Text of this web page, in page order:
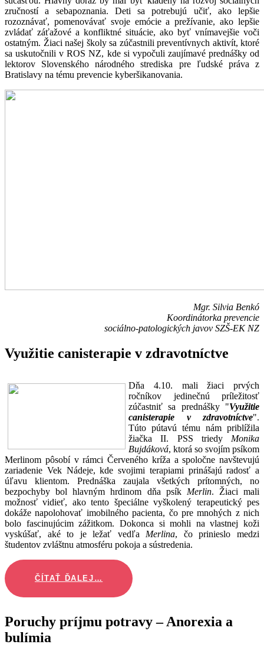
zručností a sebapoznania. Deti sa potrebujú učiť, ako lepšie
rozoznávať, pomenovávať svoje emócie a prežívanie, ako lepšie
zvládať záťažové a konfliktné situácie, ako byť vnímavejšie voči
ostatným. Žiaci našej školy sa zúčastnili preventívnych aktivít, ktoré
sa uskutočnili v ROS NZ, kde si vypočuli zaujímavé prednášky od
lektorov Slovenského národného strediska pre ľudské práva z
Bratislavy na tému prevencie kyberšikanovania.
Mgr. Silvia Benkó
Koordinátorka prevencie
sociálno-patologických javov SZŠ-EK NZ
Využitie canisterapie v zdravotníctve
Dňa 4.10. mali žiaci prvých
ročníkov jedinečnú príležitosť
zúčastniť sa prednášky "Využitie
canisterapie v zdravotníctve".
Túto pútavú tému nám priblížila
žiačka II. PSS triedy Monika
Bujdáková, ktorá so svojím psíkom
Merlinom pôsobí v rámci Červeného kríža a spoločne navštevujú
zariadenie Vek Nádeje, kde svojimi terapiami prinášajú radosť a
úľavu klientom. Prednáška zaujala všetkých prítomných, no
bezpochyby bol hlavným hrdinom dňa psík Merlin. Žiaci mali
možnosť vidieť, ako tento špeciálne vyškolený terapeutický pes
dokáže napolohovať imobilného pacienta, čo pre mnohých z nich
bolo fascinujúcim zážitkom. Dokonca si mohli na vlastnej koži
vyskúšať, aké to je ležať vedľa Merlina, čo prinieslo medzi
študentov zvláštnu atmosféru pokoja a sústredenia.
ČÍTAŤ ĎALEJ…
Poruchy príjmu potravy – Anorexia a
bulímia